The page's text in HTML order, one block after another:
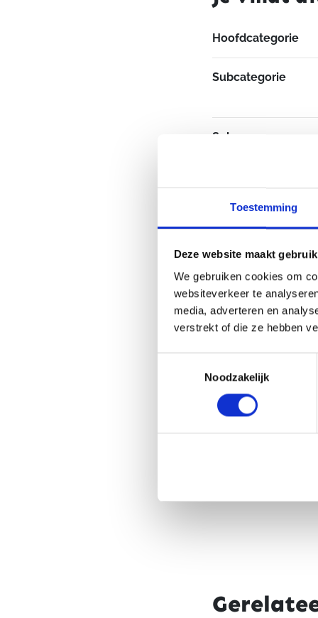
Toestemming
Deze website maakt
We gebruiken cookies om
websiteverkeer te
media, adverteren en
verstrekt of die ze hebben
Noodzakelijk
Hoofdcategorie
Subcategorie
Sekse